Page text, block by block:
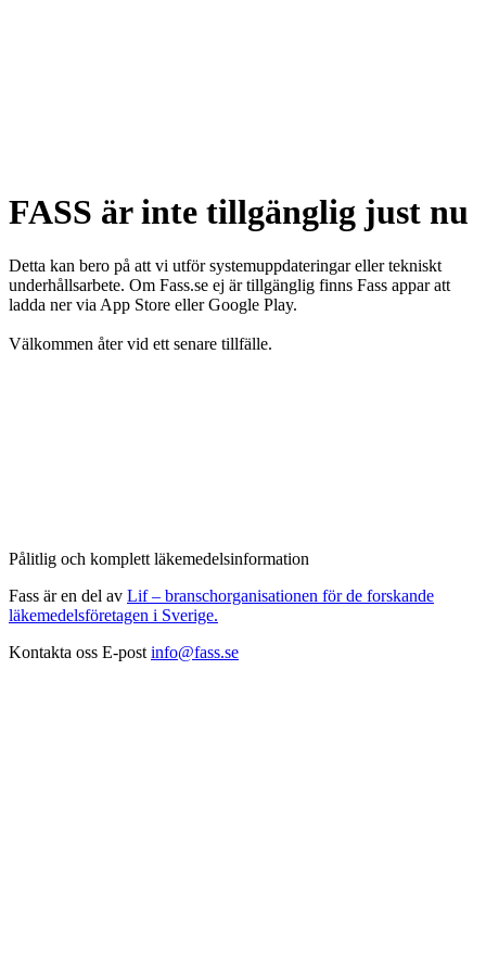
FASS är inte tillgänglig just nu
Detta kan bero på att vi utför systemuppdateringar eller tekniskt
underhållsarbete. Om Fass.se ej är tillgänglig finns Fass appar att
ladda ner via App Store eller Google Play.
Välkommen åter vid ett senare tillfälle.
Pålitlig och komplett läkemedelsinformation
Fass är en del av Lif – branschorganisationen för de forskande
läkemedelsföretagen i Sverige.
Kontakta oss E-post info@fass.se